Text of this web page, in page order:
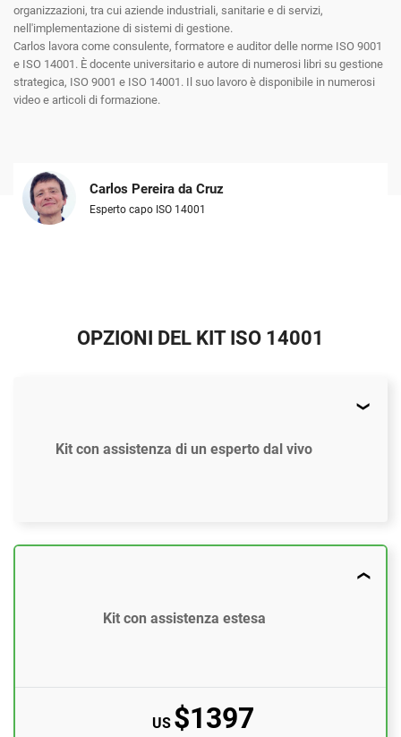
organizzazioni, tra cui aziende industriali, sanitarie e di servizi,
nell'implementazione di sistemi di gestione.
Carlos lavora come consulente, formatore e auditor delle norme ISO 9001
e ISO 14001. È docente universitario e autore di numerosi libri su gestione
strategica, ISO 9001 e ISO 14001. Il suo lavoro è disponibile in numerosi
video e articoli di formazione.
Carlos Pereira da Cruz
Esperto capo ISO 14001
OPZIONI DEL KIT ISO 14001
Kit con assistenza di un esperto dal vivo
US$897
14001:2015
Strumento di Gap Analysis ISO 14001
Assistenza per email (In inglese)
Kit con assistenza estesa
US $1397